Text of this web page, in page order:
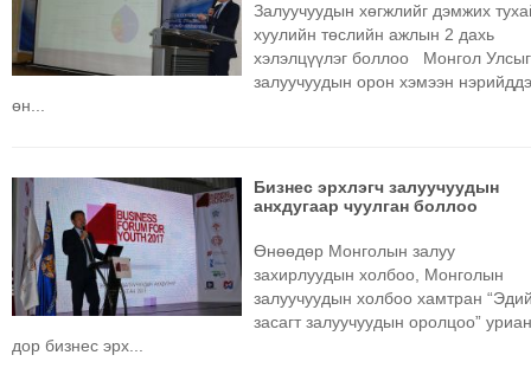
Залуучуудын хөгжлийг дэмжих
хуулийн төслийн ажлын 2 дахь
хэлэлцүүлэг боллоо Монгол Улсыг
залуучуудын орон хэмээн
өн...
Бизнес эрхлэгч залуучуудын
анхдугаар чуулган боллоо
Өнөөдөр Монголын залуу
захирлуудын холбоо, Монголын
залуучуудын холбоо хамтран
засагт залуучуудын оролцоо”
дор бизнес эрх...